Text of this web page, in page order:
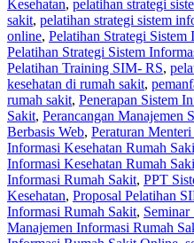
Kesehatan, pelatihan strategi
sakit, pelatihan strategi sistem
online, Pelatihan Strategi
Pelatihan Strategi Sistem
Pelatihan Training SIM- RS,
kesehatan di rumah sakit,
rumah sakit, Penerapan Sistem
Sakit, Perancangan Manajemen
Berbasis Web, Peraturan
Informasi Kesehatan Rumah
Informasi Kesehatan Rumah
Informasi Rumah Sakit, PPT
Kesehatan, Proposal Pelatihan
Informasi Rumah Sakit,
Manajemen Informasi Rumah